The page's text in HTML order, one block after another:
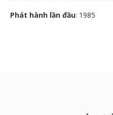
Phát hành lần đầu: 1985